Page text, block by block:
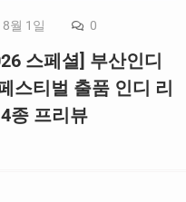
월 1일 0
스페셜] 부산인디
스티벌 출품 인디 리
종 프리뷰